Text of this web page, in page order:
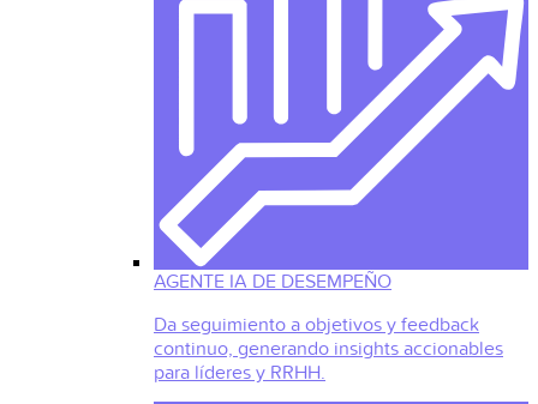
AGENTE IA DE DESEMPEÑO
Da seguimiento a objetivos y feedback
continuo, generando insights accionables
para líderes y RRHH.